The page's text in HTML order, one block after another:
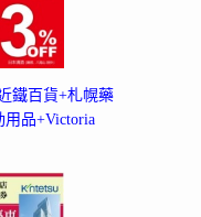
鐵百貨+札幌藥
用品+Victoria